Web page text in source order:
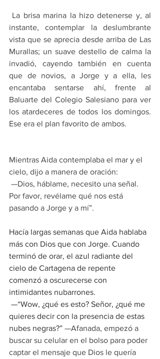
instante, contemplar la deslumbrante
vista que se aprecia desde arriba de Las
Murallas; un suave destello de calma la
invadió, cayendo también en cuenta
que de novios, a Jorge y a ella, les
encantaba sentarse ahí, frente al
Baluarte del Colegio Salesiano para ver
los atardeceres de todos los domingos.
Ese era el plan favorito de ambos.
Mientras Aida contemplaba el mar y el
cielo, dijo a manera de oración:
Por favor, revélame qué nos está
pasando a Jorge y a mí”.
Hacía largas semanas que Aida hablaba
más con Dios que con Jorge. Cuando
terminó de orar, el azul radiante del
cielo de Cartagena de repente
comenzó a oscurecerse con
intimidantes nubarrones.
quieres decir con la presencia de estas
nubes negras?” —Afanada, empezó a
buscar su celular en el bolso para poder
captar el mensaje que Dios le quería